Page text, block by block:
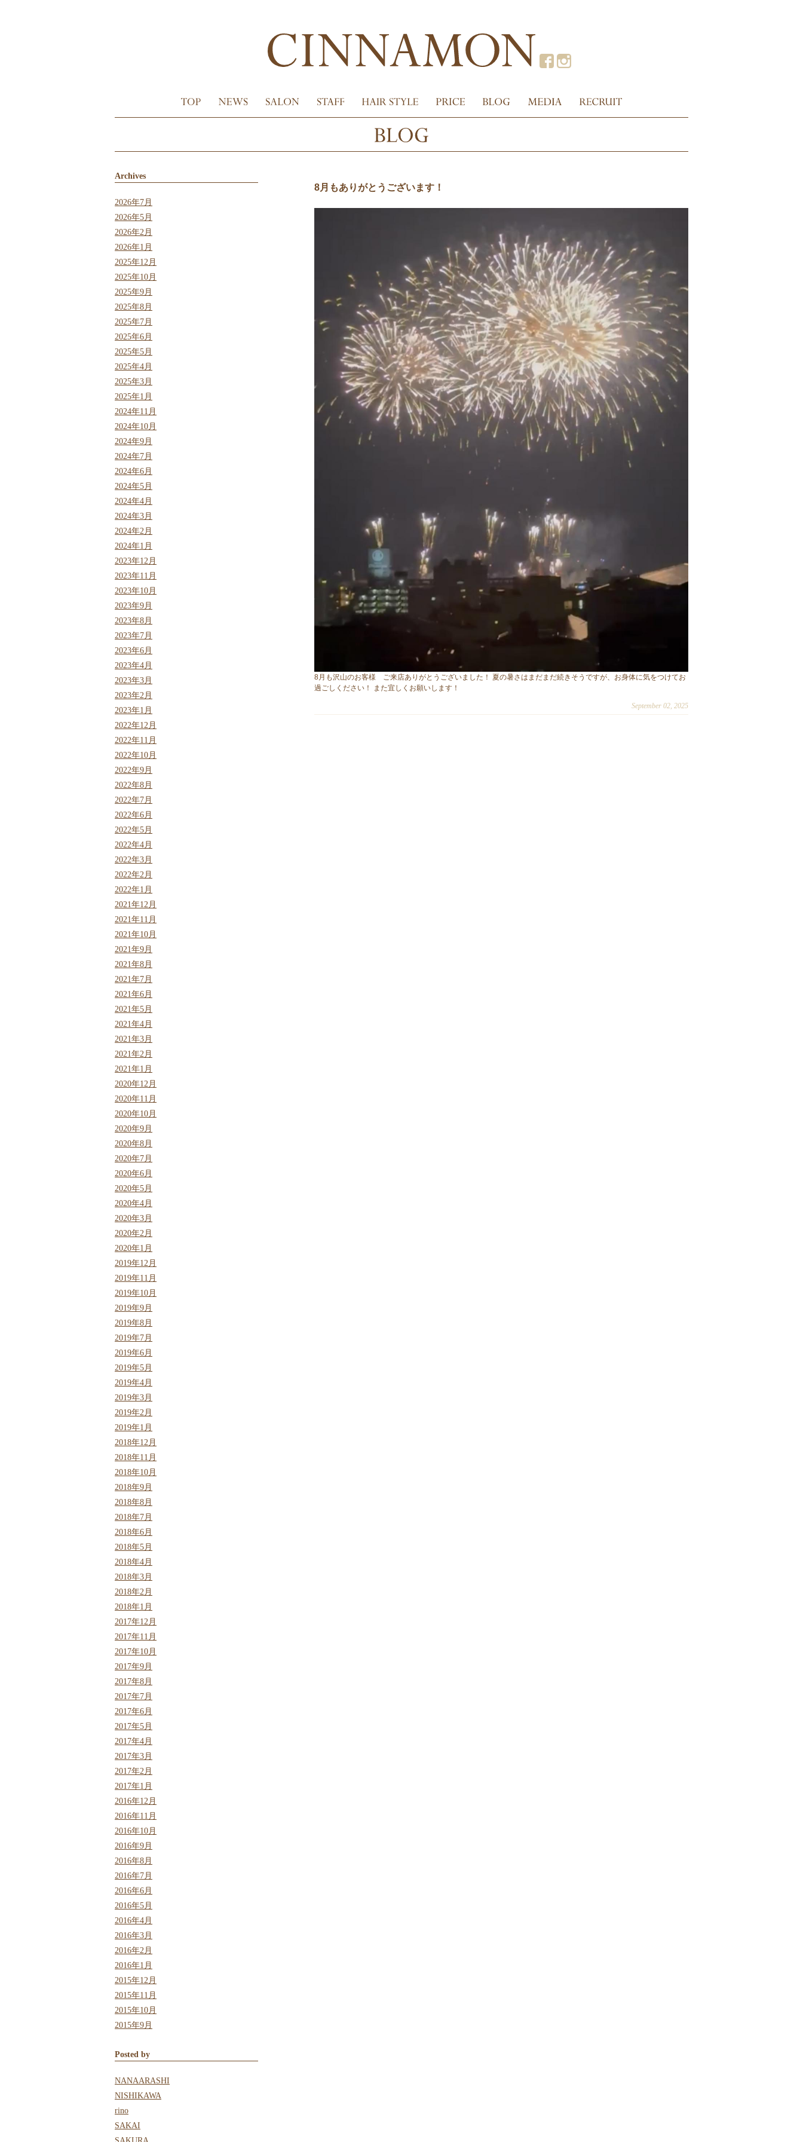
8月もありがとうございます！
8月も沢山のお客様 ご来店ありがとうございました！ 夏の暑さはまだまだ続きそうですが、お身体に気をつけてお
過ごしください！ また宜しくお願いします！
September 02, 2025
Archives
2026年7月
2026年5月
2026年2月
2026年1月
2025年12月
2025年10月
2025年9月
2025年8月
2025年7月
2025年6月
2025年5月
2025年4月
2025年3月
2025年1月
2024年11月
2024年10月
2024年9月
2024年7月
2024年6月
2024年5月
2024年4月
2024年3月
2024年2月
2024年1月
2023年12月
2023年11月
2023年10月
2023年9月
2023年8月
2023年7月
2023年6月
2023年4月
2023年3月
2023年2月
2023年1月
2022年12月
2022年11月
2022年10月
2022年9月
2022年8月
2022年7月
2022年6月
2022年5月
2022年4月
2022年3月
2022年2月
2022年1月
2021年12月
2021年11月
2021年10月
2021年9月
2021年8月
2021年7月
2021年6月
2021年5月
2021年4月
2021年3月
2021年2月
2021年1月
2020年12月
2020年11月
2020年10月
2020年9月
2020年8月
2020年7月
2020年6月
2020年5月
2020年4月
2020年3月
2020年2月
2020年1月
2019年12月
2019年11月
2019年10月
2019年9月
2019年8月
2019年7月
2019年6月
2019年5月
2019年4月
2019年3月
2019年2月
2019年1月
2018年12月
2018年11月
2018年10月
2018年9月
2018年8月
2018年7月
2018年6月
2018年5月
2018年4月
2018年3月
2018年2月
2018年1月
2017年12月
2017年11月
2017年10月
2017年9月
2017年8月
2017年7月
2017年6月
2017年5月
2017年4月
2017年3月
2017年2月
2017年1月
2016年12月
2016年11月
2016年10月
2016年9月
2016年8月
2016年7月
2016年6月
2016年5月
2016年4月
2016年3月
2016年2月
2016年1月
2015年12月
2015年11月
2015年10月
2015年9月
Posted by
NANAARASHI
NISHIKAWA
rino
SAKAI